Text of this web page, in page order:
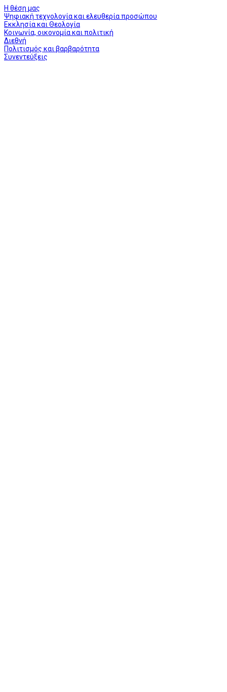
Η θέση μας
Ψηφιακή τεχνολογία και ελευθερία προσώπου
Εκκλησία και Θεολογία
Κοινωνία, οικονομία και πολιτική
Διεθνή
Πολιτισμός και βαρβαρότητα
Συνεντεύξεις